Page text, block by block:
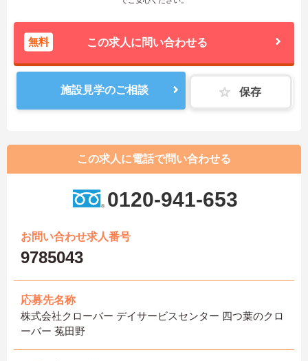
無料 この求人に問い合わせる
施設見学のご相談 保存
この求人に電話で問い合わせる
0120-941-653
お問い合わせ求人番号
9785043
応募先名称
株式会社クローバー デイサービスセンター 四つ葉のクロ
ーバー 菟田野